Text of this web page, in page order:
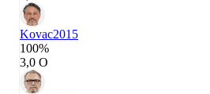
Kovac2015
100%
3,0 О